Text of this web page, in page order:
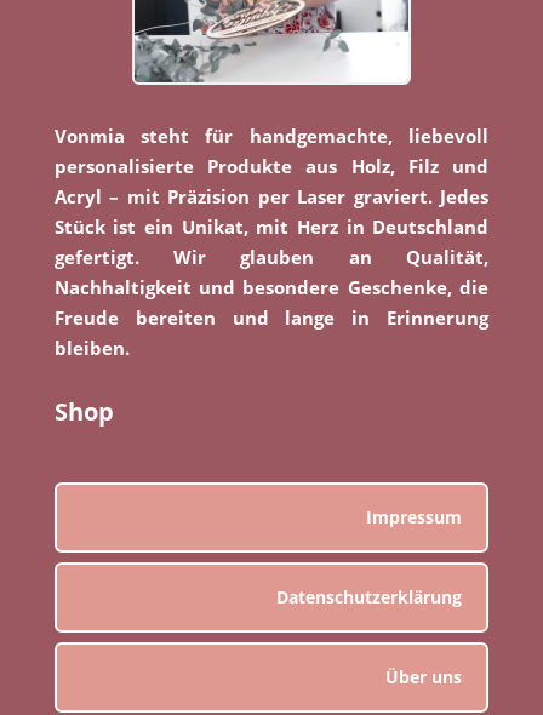
Vonmia steht für handgemachte, liebevoll
personalisierte Produkte aus Holz, Filz und
Acryl – mit Präzision per Laser graviert. Jedes
Stück ist ein Unikat, mit Herz in Deutschland
gefertigt. Wir glauben an Qualität,
Nachhaltigkeit und besondere Geschenke, die
Freude bereiten und lange in Erinnerung
bleiben.
Shop
Impressum
Datenschutzerklärung
Über uns